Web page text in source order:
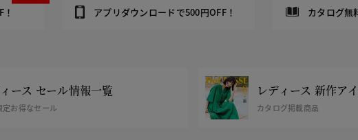
アプリダウンロードで500円OFF！ カタログ無
ース セール情報一覧
定お得なセール
レディース 新作ア
カタログ掲載商品